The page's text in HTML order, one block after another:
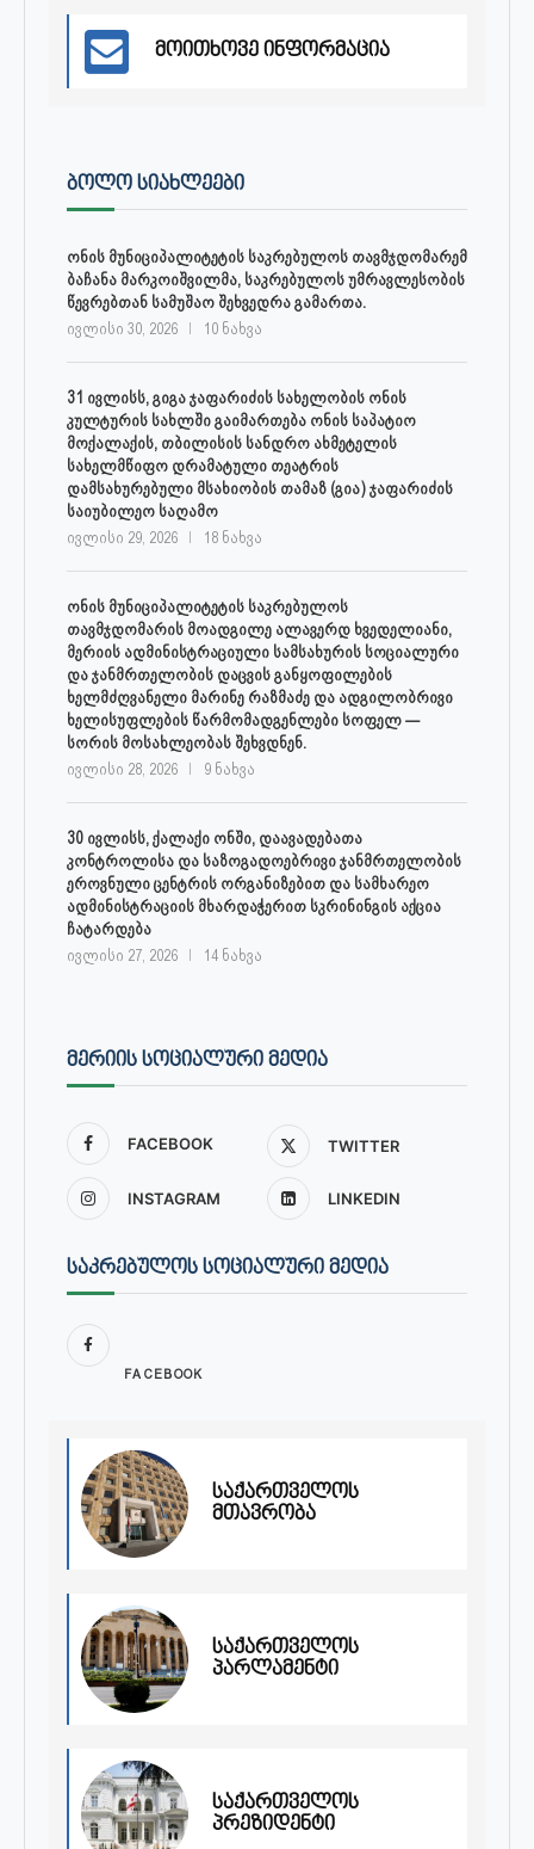
მოითხოვე ინფორმაცია
ᲑᲝᲚᲝ ᲡᲘᲐᲮᲚᲔᲔᲑᲘ
ონის მუნიციპალიტეტის საკრებულოს თავმჯდომარემ
ბაჩანა მარკოიშვილმა, საკრებულოს უმრავლესობის
წევრებთან სამუშაო შეხვედრა გამართა.
ივლისი 30, 2026 10 ნახვა
31 ივლისს, გიგა ჯაფარიძის სახელობის ონის
კულტურის სახლში გაიმართება ონის საპატიო
მოქალაქის, თბილისის სანდრო ახმეტელის
სახელმწიფო დრამატული თეატრის
დამსახურებული მსახიობის თამაზ (გია) ჯაფარიძის
საიუბილეო საღამო
ივლისი 29, 2026 18 ნახვა
ონის მუნიციპალიტეტის საკრებულოს
თავმჯდომარის მოადგილე ალავერდ ხვედელიანი,
მერიის ადმინისტრაციული სამსახურის სოციალური
და ჯანმრთელობის დაცვის განყოფილების
ხელმძღვანელი მარინე რაზმაძე და ადგილობრივი
ხელისუფლების წარმომადგენლები სოფელ —
სორის მოსახლეობას შეხვდნენ.
ივლისი 28, 2026 9 ნახვა
30 ივლისს, ქალაქი ონში, დაავადებათა
კონტროლისა და საზოგადოებრივი ჯანმრთელობის
ეროვნული ცენტრის ორგანიზებით და სამხარეო
ადმინისტრაციის მხარდაჭერით სკრინინგის აქცია
ჩატარდება
ივლისი 27, 2026 14 ნახვა
ᲛᲔᲠᲘᲘᲡ ᲡᲝᲪᲘᲐᲚᲣᲠᲘ ᲛᲔᲓᲘᲐ
FACEBOOK TWITTER
INSTAGRAM LINKEDIN
ᲡᲐᲙᲠᲔᲑᲣᲚᲝᲡ ᲡᲝᲪᲘᲐᲚᲣᲠᲘ ᲛᲔᲓᲘᲐ
FACEBOOK
საქართველოს
მთავრობა
საქართველოს
პარლამენტი
საქართველოს
პრეზიდენტი